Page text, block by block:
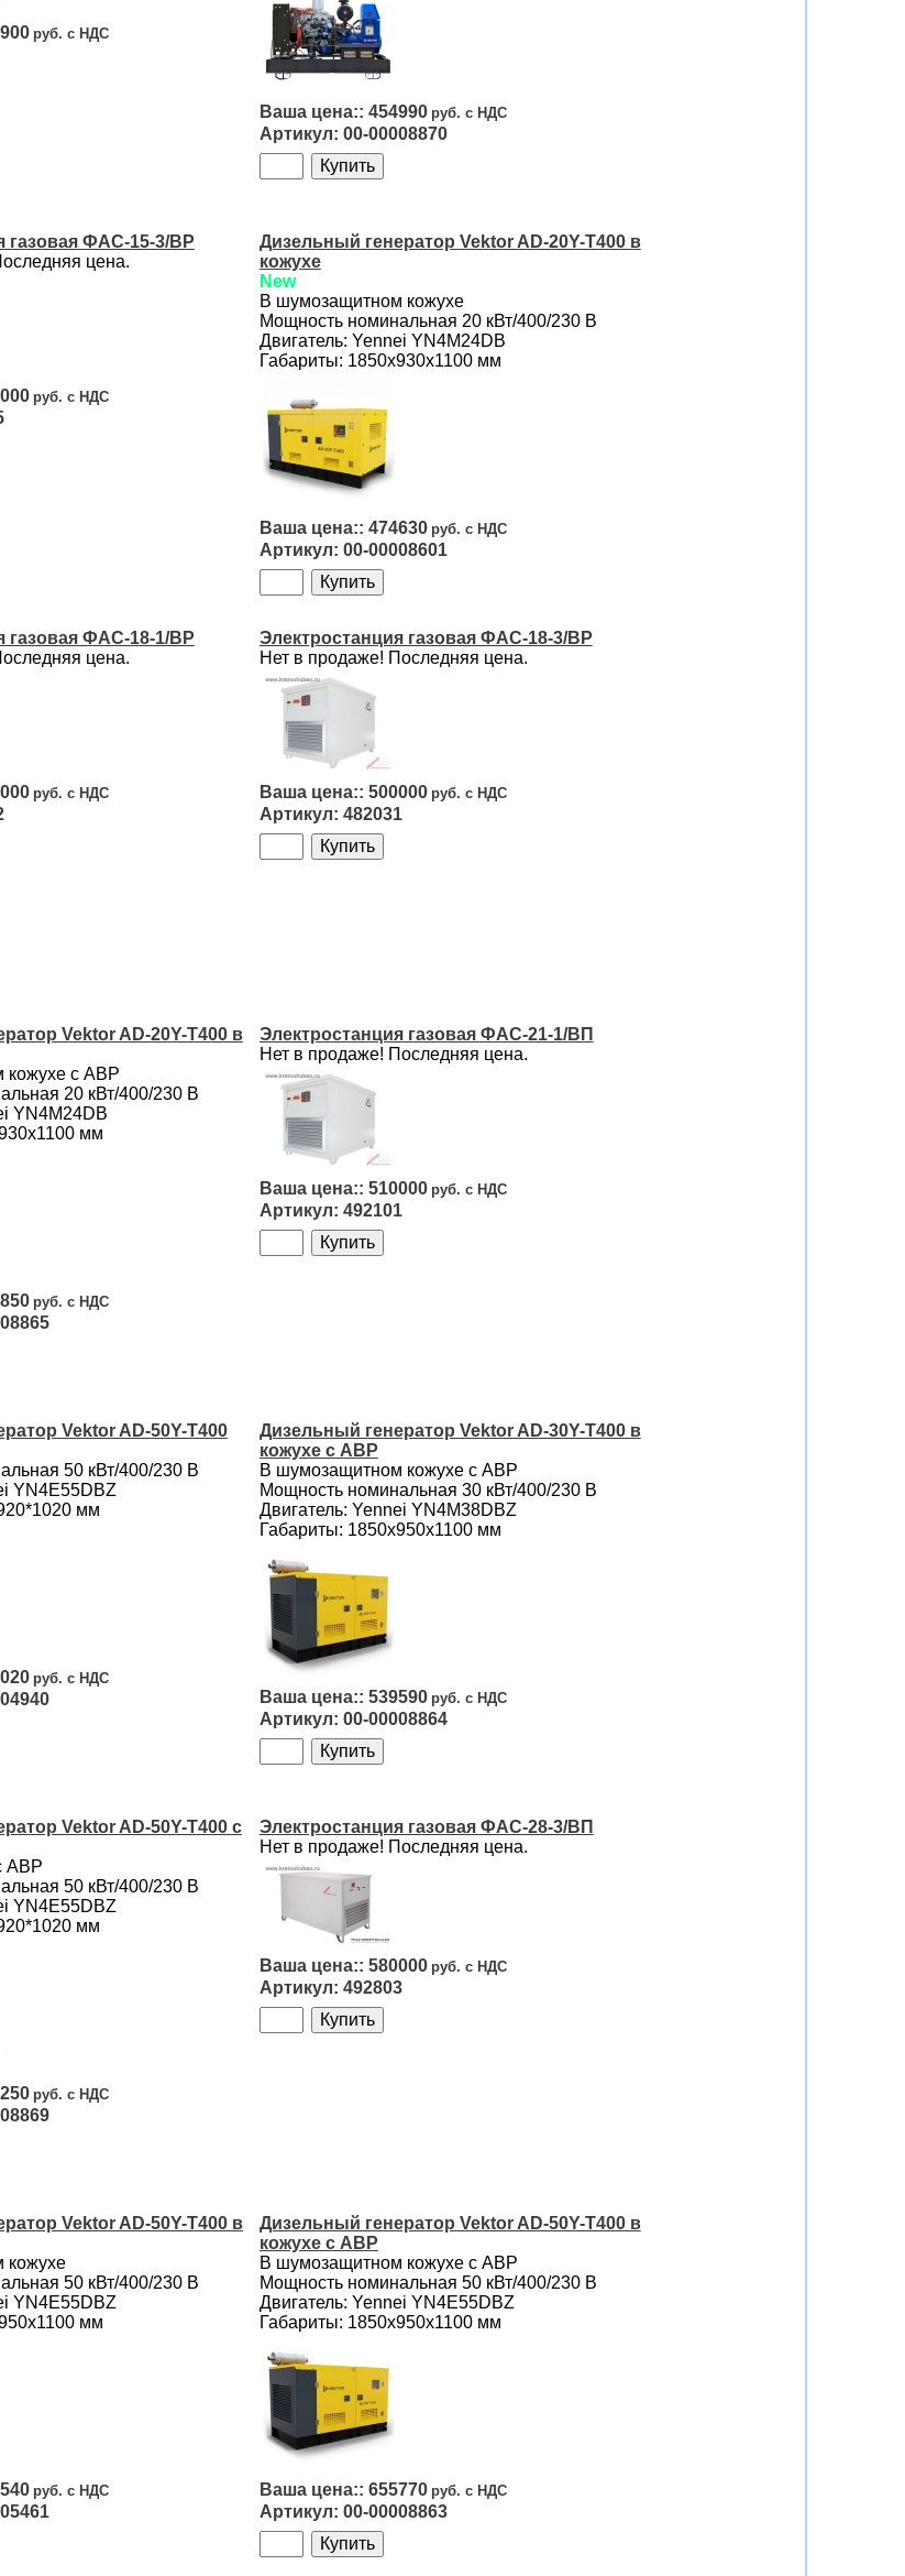
454990
00-00008870
газовая ФАС-15-3/ВР
цена.
Дизельный генератор Vektor AD-20Y-T400 в
кожухе
New
В шумозащитном кожухе
Мощность номинальная 20 кВт/400/230 B
Двигатель: Yennei YN4M24DB
Габариты: 1850х930х1100 мм
474630
00-00008601
газовая ФАС-18-1/ВР
цена.
Электростанция газовая ФАС-18-3/ВР
Нет в продаже! Последняя цена.
500000
482031
Vektor AD-20Y-T400 в
кожухе с АВР
20 кВт/400/230 B
YN4M24DB
мм
Электростанция газовая ФАС-21-1/ВП
Нет в продаже! Последняя цена.
510000
492101
Vektor AD-50Y-T400
50 кВт/400/230 B
YN4E55DBZ
мм
Дизельный генератор Vektor AD-30Y-T400 в
кожухе с АВР
В шумозащитном кожухе с АВР
Мощность номинальная 30 кВт/400/230 B
Двигатель: Yennei YN4M38DBZ
Габариты: 1850х950х1100 мм
539590
00-00008864
Vektor AD-50Y-T400 с
АВР
50 кВт/400/230 B
YN4E55DBZ
мм
Электростанция газовая ФАС-28-3/ВП
Нет в продаже! Последняя цена.
580000
492803
Vektor AD-50Y-T400 в
кожухе
50 кВт/400/230 B
YN4E55DBZ
мм
Дизельный генератор Vektor AD-50Y-T400 в
кожухе с АВР
В шумозащитном кожухе с АВР
Мощность номинальная 50 кВт/400/230 B
Двигатель: Yennei YN4E55DBZ
Габариты: 1850х950х1100 мм
655770
00-00008863